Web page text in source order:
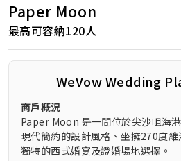
Paper Moon
最高可容納120人
WeVow Wedding
商戶概況
Paper Moon 是一間位於尖沙咀海
現代簡約的設計風格、坐擁270度
獨特的西式婚宴及證婚場地選擇。